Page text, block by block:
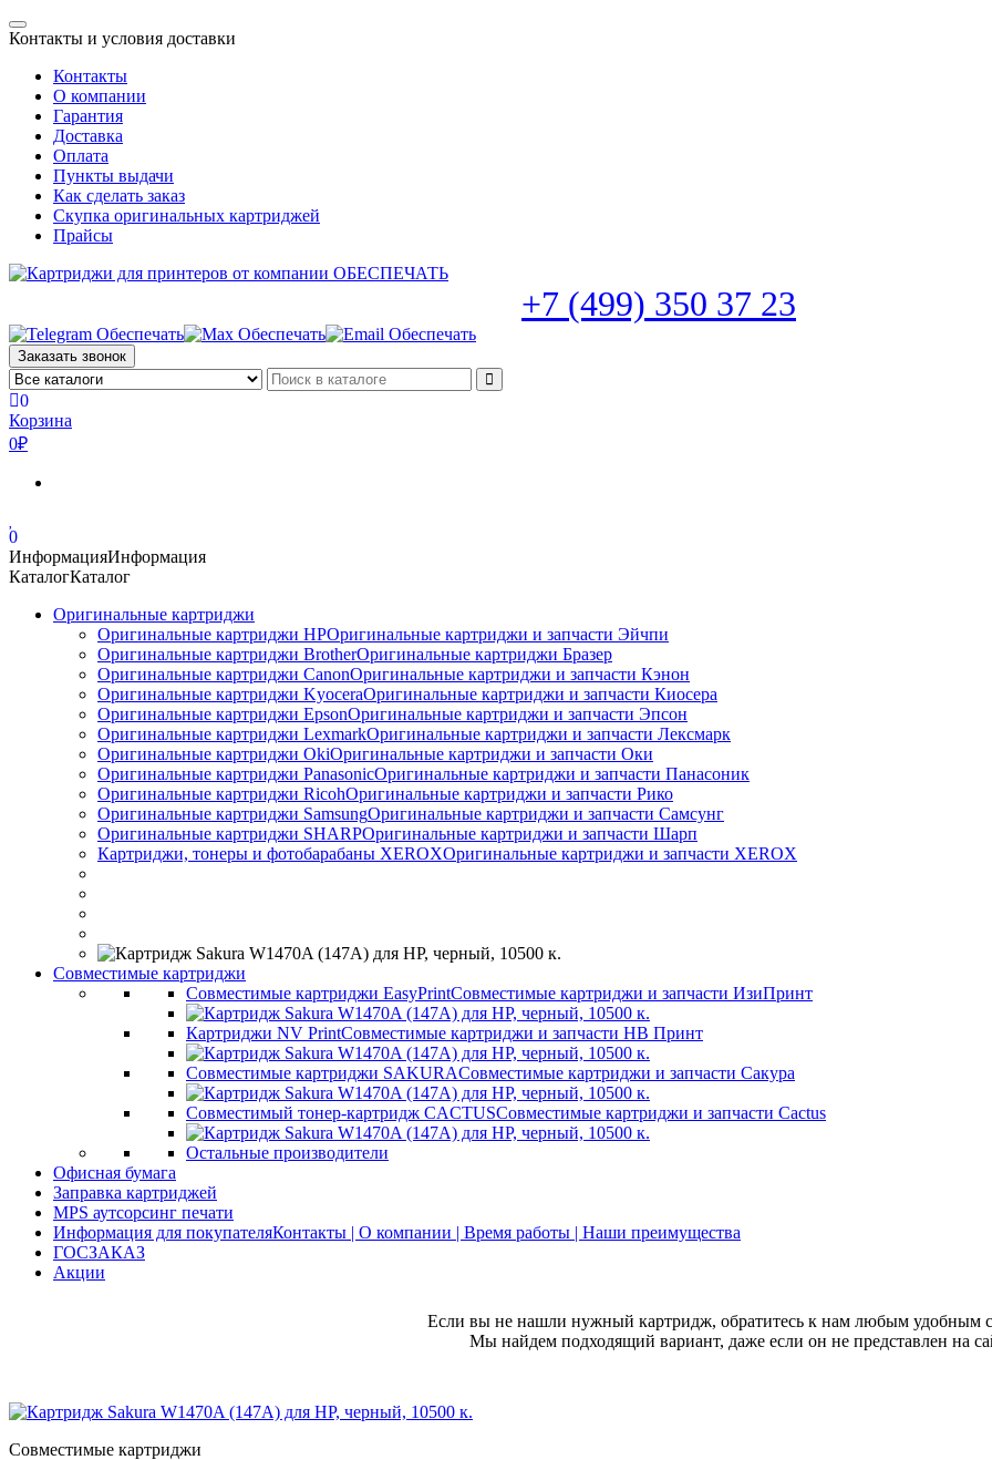
Skip
to
content
Toggle
navigation
Контакты и условия доставки
Контакты
О компании
Гарантия
Доставка
Оплата
Пункты выдачи
Как сделать заказ
Скупка оригинальных картриджей
Прайсы
+7 (499) 350 37 23
Заказать звонок
0
Корзина
0₽
0
ИнформацияИнформация
КаталогКаталог
Оригинальные картриджи
Оригинальные картриджи HPОригинальные картриджи и запчасти Эйчпи
Оригинальные картриджи BrotherОригинальные картриджи Бразер
Оригинальные картриджи CanonОригинальные картриджи и запчасти Кэнон
Оригинальные картриджи KyoceraОригинальные картриджи и запчасти Киосера
Оригинальные картриджи EpsonОригинальные картриджи и запчасти Эпсон
Оригинальные картриджи LexmarkОригинальные картриджи и запчасти Лексмарк
Оригинальные картриджи ОkiОригинальные картриджи и запчасти Оки
Оригинальные картриджи PanasonicОригинальные картриджи и запчасти Панасоник
Оригинальные картриджи RicohОригинальные картриджи и запчасти Рико
Оригинальные картриджи SamsungОригинальные картриджи и запчасти Самсунг
Оригинальные картриджи SHARPОригинальные картриджи и запчасти Шарп
Картриджи, тонеры и фотобарабаны XEROXОригинальные картриджи и запчасти XEROX
Совместимые картриджи
Совместимые картриджи EasyPrintСовместимые картриджи и запчасти ИзиПринт
Картриджи NV PrintСовместимые картриджи и запчасти НВ Принт
Совместимые картриджи SAKURAСовместимые картриджи и запчасти Сакура
Совместимый тонер-картридж CACTUSСовместимые картриджи и запчасти Cactus
Остальные производители
Офисная бумага
Заправка картриджей
MPS аутсорсинг печати
Информация для покупателяКонтакты | О компании | Время работы | Наши преимущества
ГОСЗАКАЗ
Акции
Если вы не нашли нужный картридж, обратитесь к нам любым удобным
Мы найдем подходящий вариант, даже если он не представлен на
Совместимые картриджи